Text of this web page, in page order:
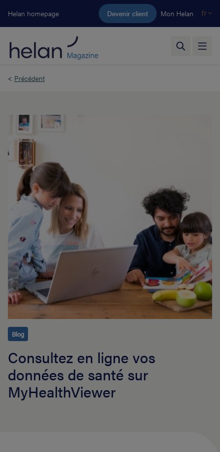
Aller au contenu principal
Helan homepage Devenir client Mon Helan fr
< Précédent
Blog
Consultez en ligne vos
données de santé sur
MyHealthViewer